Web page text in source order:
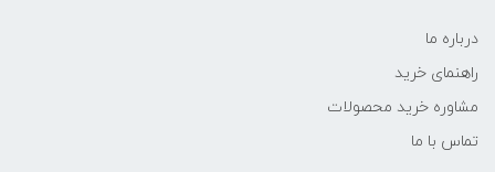
درباره ما
راهنمای خرید
مشاوره خرید محصولات
تماس با ما